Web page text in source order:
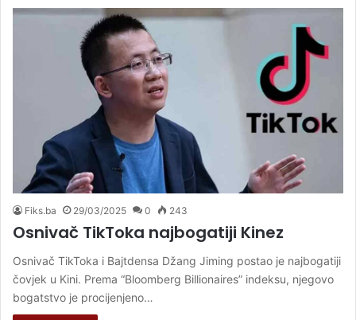
Fiks.ba 29/03/2025 0 243
Osnivač TikToka najbogatiji Kinez
Osnivač TikToka i Bajtdensa Džang Jiming postao je najbogatiji
čovjek u Kini. Prema “Bloomberg Billionaires” indeksu, njegovo
bogatstvo je procijenjeno…